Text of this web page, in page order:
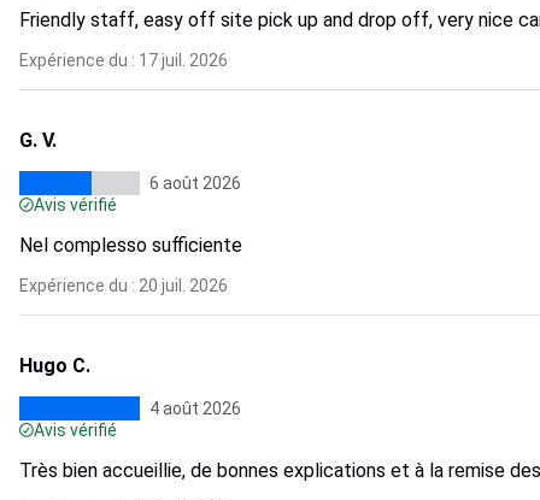
Friendly staff, easy off site pick up and drop off, very nice
Expérience du : 17 juil. 2026
G. V.
6 août 2026
Avis vérifié
Nel complesso sufficiente
Expérience du : 20 juil. 2026
Hugo C.
4 août 2026
Avis vérifié
Très bien accueillie, de bonnes explications et à la remise